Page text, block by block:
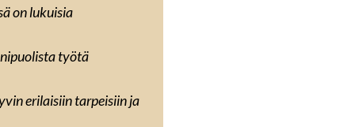
on lukuisia
työtä
erilaisiin tarpeisiin ja